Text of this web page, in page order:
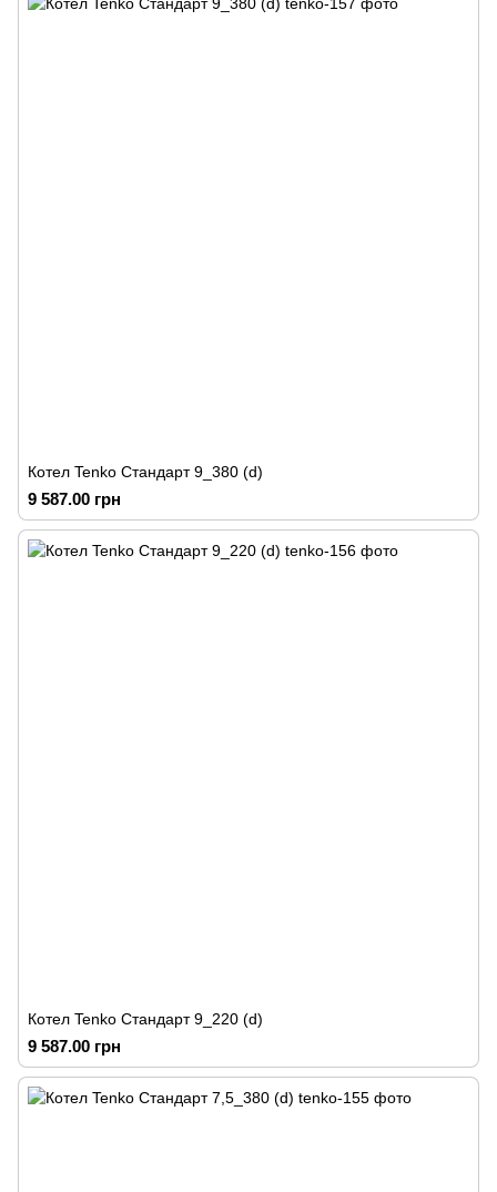
Котел Tenko Стандарт 9_380 (d)
9 587.00 грн
Котел Tenko Стандарт 9_220 (d)
9 587.00 грн